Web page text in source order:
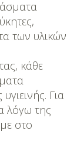
των υλικών
κάθε
Για
λόγω της
στο